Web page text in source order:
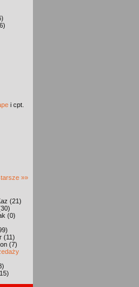
i cpt.
»»
(21)
(0)
(11)
(7)